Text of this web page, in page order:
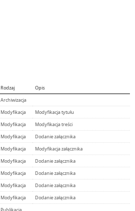
Rodzaj
Opis
Archiwizacja
Modyfikacja
Modyfikacja tytułu
Modyfikacja
Modyfikacja treści
Modyfikacja
Dodanie załącznika
Modyfikacja
Modyfikacja załącznika
Modyfikacja
Dodanie załącznika
Modyfikacja
Dodanie załącznika
Modyfikacja
Dodanie załącznika
Modyfikacja
Dodanie załącznika